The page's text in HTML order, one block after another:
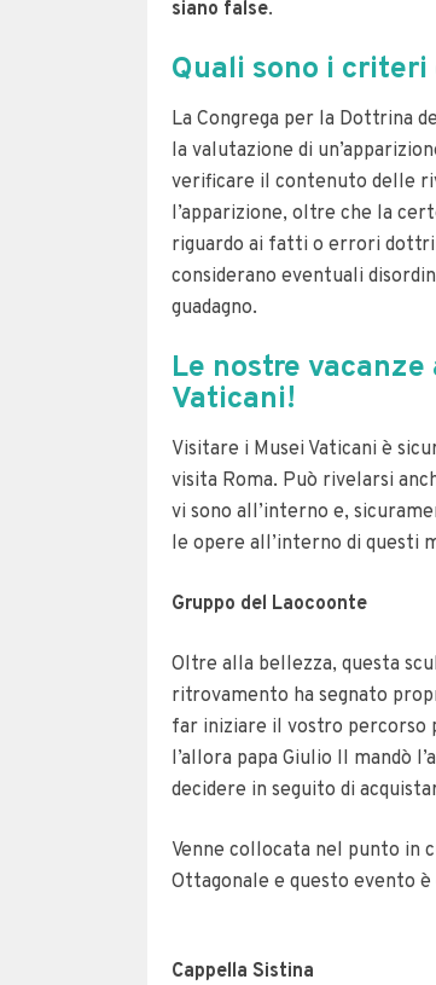
siano false.
Quali sono i
La Congrega per la Dottrina
la valutazione di
verificare il contenuto delle
l’apparizione, oltre che la
riguardo ai fatti o errori
considerano eventuali
guadagno.
Le nostre
Vaticani!
Visitare i Musei Vaticani è
visita Roma. Può rivelarsi
vi sono all’interno e,
le opere all’interno di questi
Gruppo del Laocoonte
Oltre alla bellezza, questa
ritrovamento ha segnato
far iniziare il vostro percorso
l’allora papa Giulio II mandò
decidere in seguito di
Venne collocata nel punto in
Ottagonale e questo evento
Cappella Sistina